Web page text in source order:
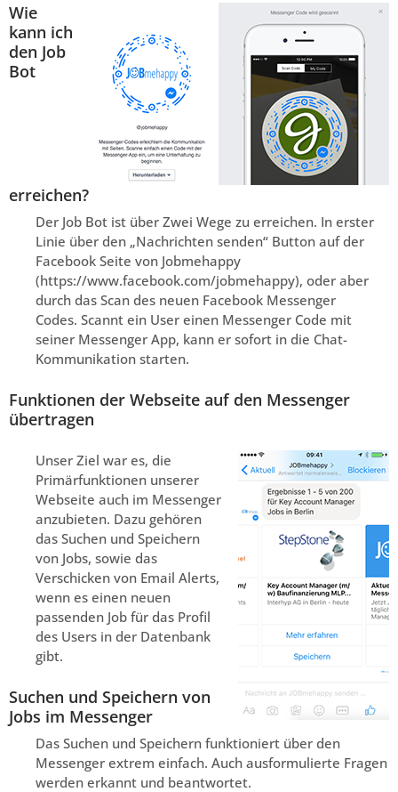
Wie
kann ich
den Job
Bot
erreichen?
Der Job Bot ist über Zwei Wege zu erreichen. In erster
Linie über den „Nachrichten senden“ Button auf der
Facebook Seite von Jobmehappy
(https://www.facebook.com/jobmehappy), oder aber
durch das Scan des neuen Facebook Messenger
Codes. Scannt ein User einen Messenger Code mit
seiner Messenger App, kann er sofort in die Chat-
Kommunikation starten.
Funktionen der Webseite auf den Messenger
übertragen
Unser Ziel war es, die
Primärfunktionen unserer
Webseite auch im Messenger
anzubieten. Dazu gehören
das Suchen und Speichern
von Jobs, sowie das
Verschicken von Email Alerts,
wenn es einen neuen
passenden Job für das Profil
des Users in der Datenbank
gibt.
Suchen und Speichern von
Jobs im Messenger
Das Suchen und Speichern funktioniert über den
Messenger extrem einfach. Auch ausformulierte Fragen
werden erkannt und beantwortet.